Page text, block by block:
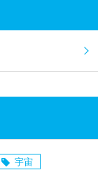
宇宙